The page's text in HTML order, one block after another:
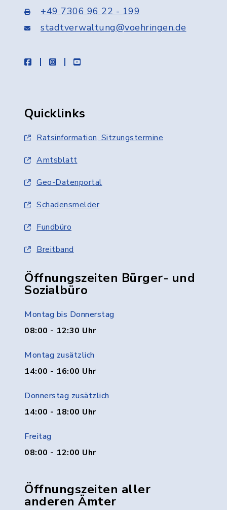
+49 7306 96 22 - 199
stadtverwaltung@voehringen.de
facebookinstagramyoutube
Quicklinks
Ratsinformation, Sitzungstermine
Amtsblatt
Geo-Datenportal
Schadensmelder
Fundbüro
Breitband
Öffnungszeiten Bürger- und
Sozialbüro
Montag bis Donnerstag
08:00 - 12:30 Uhr
Montag zusätzlich
14:00 - 16:00 Uhr
Donnerstag zusätzlich
14:00 - 18:00 Uhr
Freitag
08:00 - 12:00 Uhr
Öffnungszeiten aller
anderen Ämter